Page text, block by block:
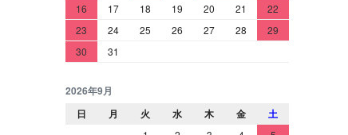
16
17 18 19 20 21
22
23
24 25 26 27 28
29
30
31
2026年9月
日
月 火 水 木 金 土